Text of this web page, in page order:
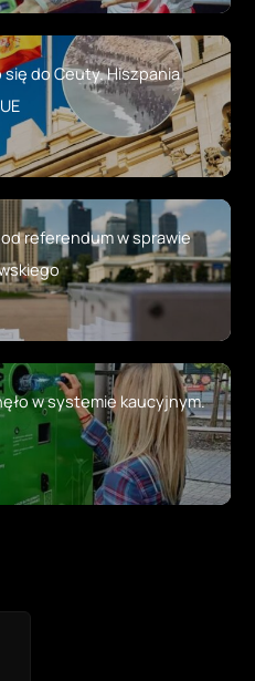
do Ceuty. Hiszpania
referendum w sprawie
w systemie kaucyjnym.